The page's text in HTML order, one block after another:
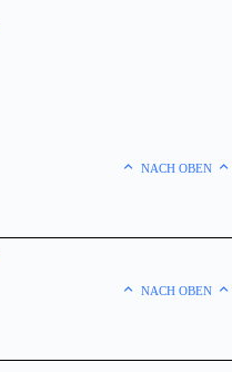
NACH OBEN
NACH OBEN